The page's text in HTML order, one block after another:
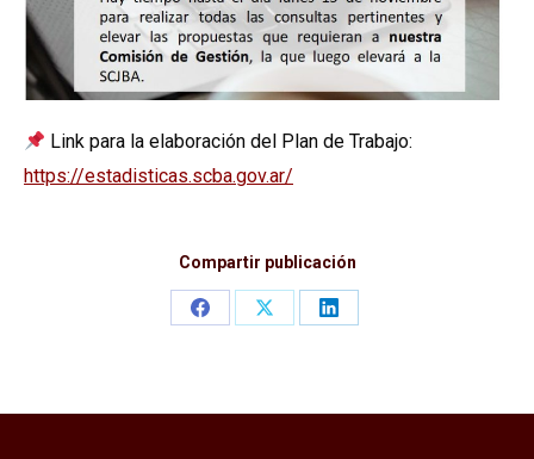
Link para la elaboración del Plan de Trabajo:
https://estadisticas.scba.gov.ar/
Compartir publicación
Share
Share
Share